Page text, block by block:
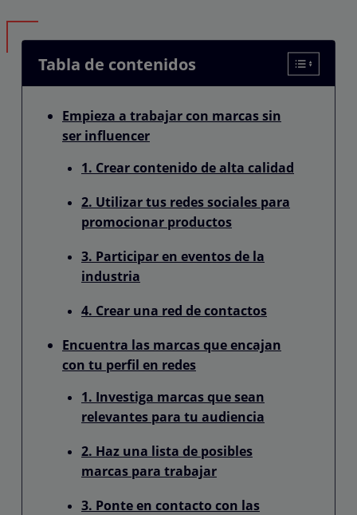
Tabla de contenidos
Empieza a trabajar con marcas sin
ser influencer
1. Crear contenido de alta calidad
2. Utilizar tus redes sociales para
promocionar productos
3. Participar en eventos de la
industria
4. Crear una red de contactos
Encuentra las marcas que encajan
con tu perfil en redes
1. Investiga marcas que sean
relevantes para tu audiencia
2. Haz una lista de posibles
marcas para trabajar
3. Ponte en contacto con las